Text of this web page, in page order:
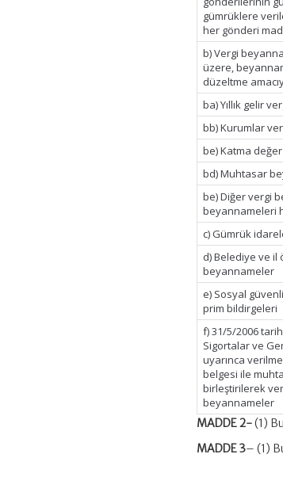
gümrüklere
her gönderi
b) Vergi
üzere,
düzeltme
ba) Yıllık gelir
bb) Kurumlar
be) Katma
bd) Muhtasar
be) Diğer vergi
beyannameleri
c) Gümrük
d) Belediye ve
beyannameler
e) Sosyal
prim bildirgeleri
f) 31/5/2006
Sigortalar ve
uyarınca
belgesi ile
birleştirilerek
beyannameler
MADDE 2-(1)
MADDE 3– (1)